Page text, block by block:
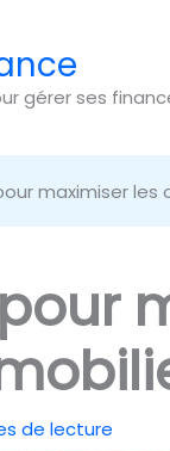
gérer ses
maximiser les
de lecture